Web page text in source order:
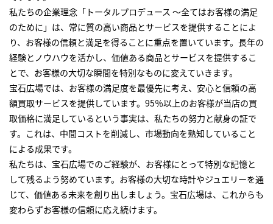
私たちの企業理念「トータルプロデュース ～全てはお客様の満足
のために」は、常に質の高い商品とサービスを提供することによ
り、お客様の信頼と満足を得ることに重点を置いています。長年の
経験とノウハウを活かし、価値ある商品とサービスを提供するこ
とで、お客様の大切な瞬間を特別なものに変えていきます。
宝石広場では、お客様の満足度を最優先に考え、安心と信頼の高
額買取サービスを提供しています。95％以上のお客様が当店の買
取価格に満足しているという事実は、私たちの努力と献身の証で
す。これは、中間コストを削減し、市場動向を熟知していること
による成果です。
私たちは、宝石広場でのご経験が、お客様にとって特別な記憶と
して残るよう努めています。お客様の大切な時計やジュエリーを通
じて、価値ある未来を創り出しましょう。宝石広場は、これからも
変わらずお客様の信頼に応え続けます。